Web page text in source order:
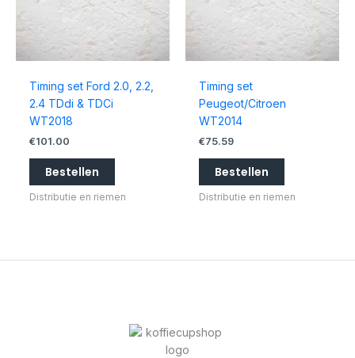
Timing set Ford 2.0, 2.2,
2.4 TDdi & TDCi
WT2018
€101.00
Bestellen
Distributie en riemen
Timing set
Peugeot/Citroen
WT2014
€75.59
Bestellen
Distributie en riemen